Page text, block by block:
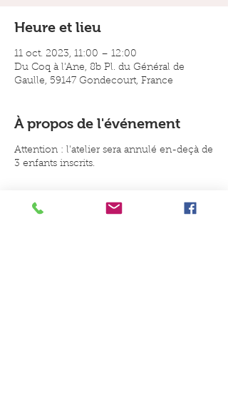
Heure et lieu
11 oct. 2023, 11:00 – 12:00
Du Coq à l'Ane, 8b Pl. du Général de
Gaulle, 59147 Gondecourt, France
À propos de l'événement
Attention : l'atelier sera annulé en-deçà de
3 enfants inscrits.